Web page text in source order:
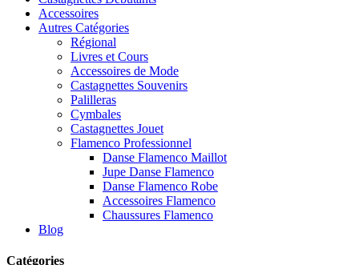
Accessoires
Autres Catégories
Régional
Livres et Cours
Accessoires de Mode
Castagnettes Souvenirs
Palilleras
Cymbales
Castagnettes Jouet
Flamenco Professionnel
Danse Flamenco Maillot
Jupe Danse Flamenco
Danse Flamenco Robe
Accessoires Flamenco
Chaussures Flamenco
Blog
Catégories